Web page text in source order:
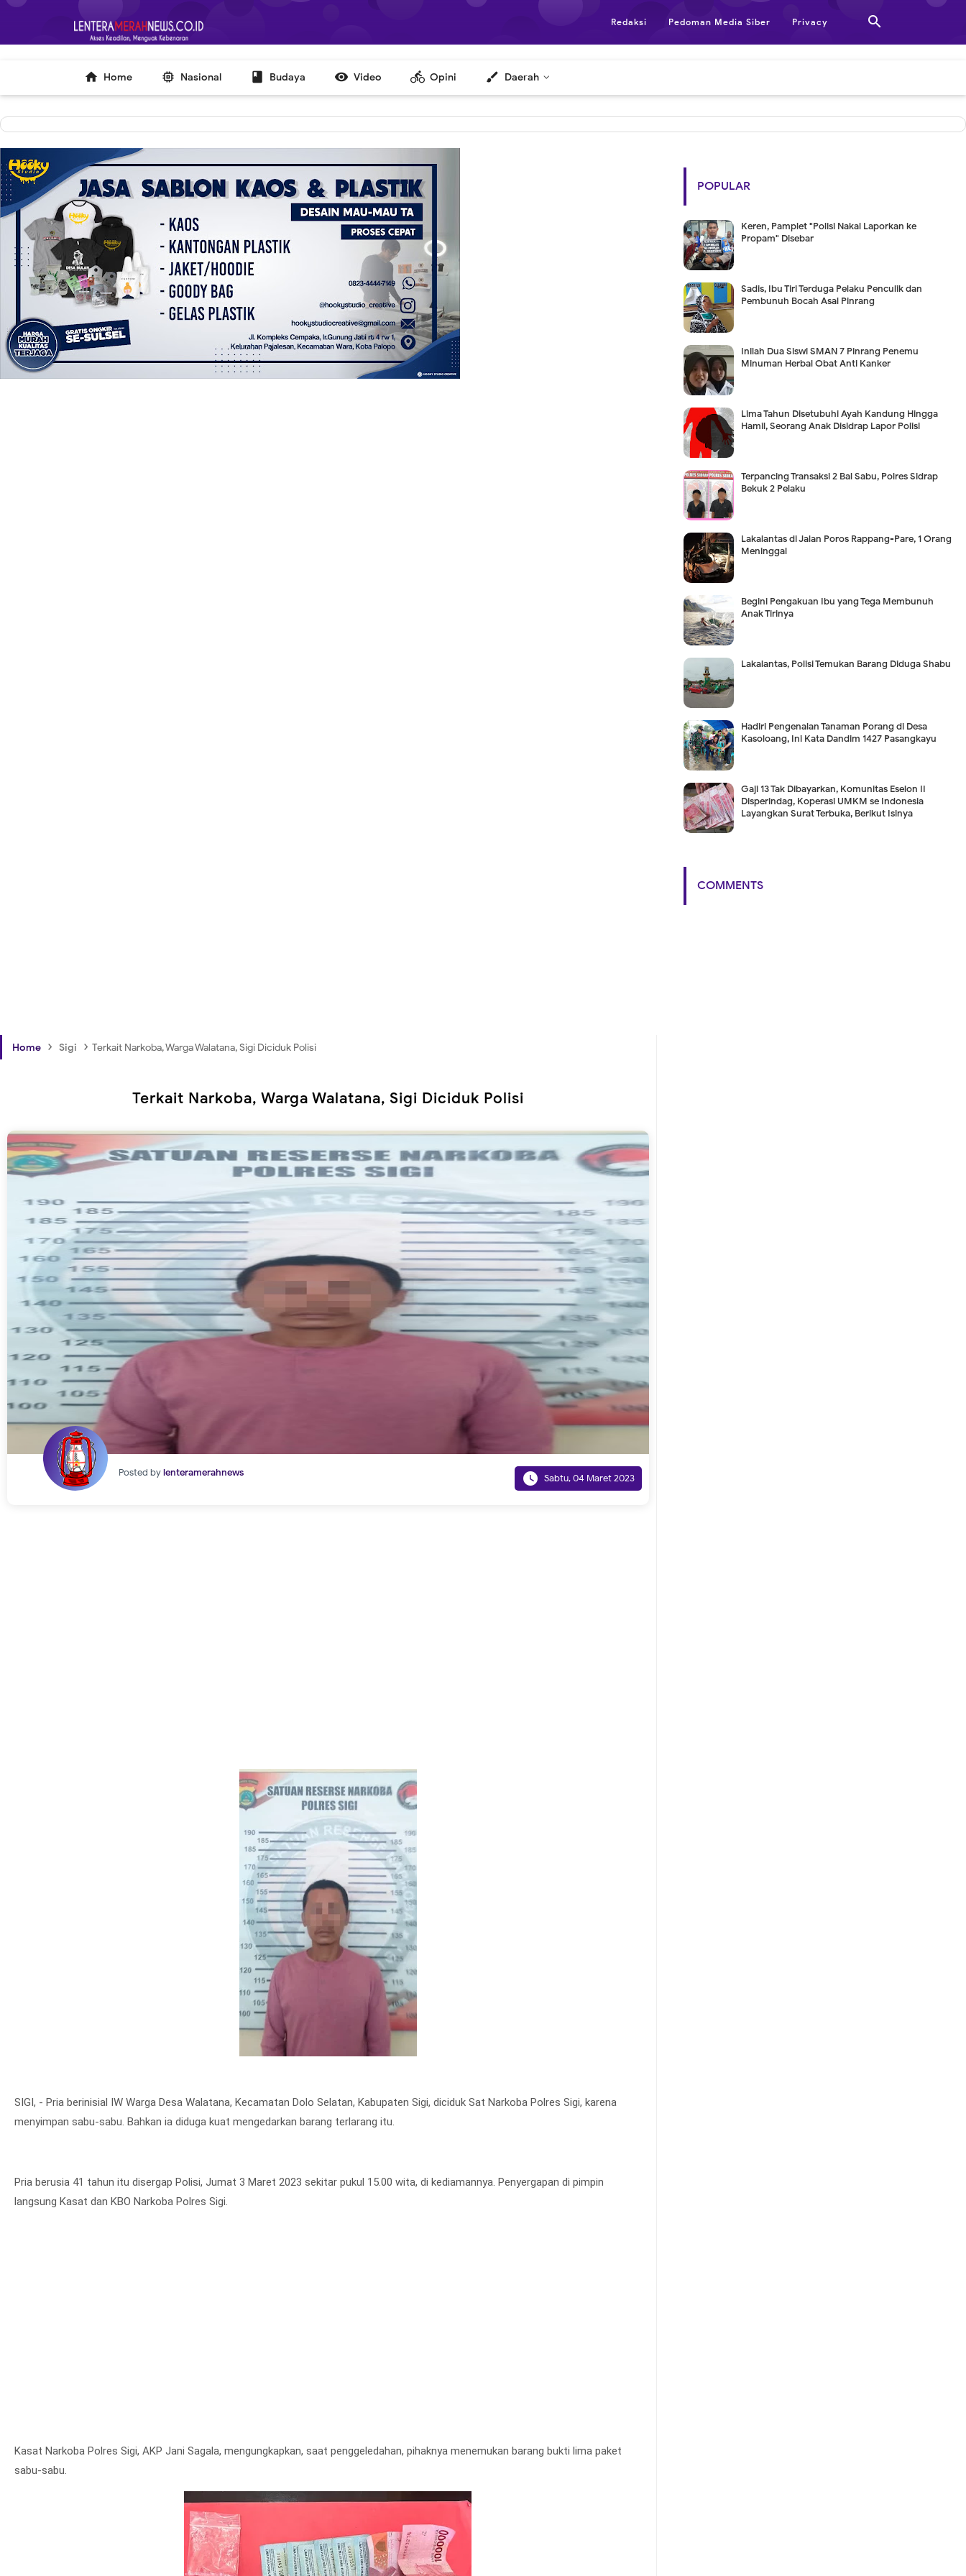
-->

Redaksi Pedoman Media Siber Privacy
 Home  Nasional  Budaya  Video directions_bike Opini brush Daerah
Home › Sigi › Terkait Narkoba, Warga Walatana, Sigi Diciduk Polisi
Terkait Narkoba, Warga Walatana, Sigi Diciduk Polisi
Posted bylenteramerahnews  Sabtu, 04 Maret 2023
SIGI, - Pria berinisial IW Warga Desa Walatana, Kecamatan Dolo Selatan, Kabupaten Sigi, diciduk Sat Narkoba Polres Sigi, karena
menyimpan sabu-sabu. Bahkan ia diduga kuat mengedarkan barang terlarang itu.
Pria berusia 41 tahun itu disergap Polisi, Jumat 3 Maret 2023 sekitar pukul 15.00 wita, di kediamannya. Penyergapan di pimpin
langsung Kasat dan KBO Narkoba Polres Sigi.
Kasat Narkoba Polres Sigi, AKP Jani Sagala, mengungkapkan, saat penggeledahan, pihaknya menemukan barang bukti lima paket
sabu-sabu.
POPULAR
Keren, Pamplet "Polisi Nakal Laporkan ke
Propam" Disebar
Sadis, Ibu Tiri Terduga Pelaku Penculik dan
Pembunuh Bocah Asal Pinrang
Inilah Dua Siswi SMAN 7 Pinrang Penemu
Minuman Herbal Obat Anti Kanker
Lima Tahun Disetubuhi Ayah Kandung Hingga
Hamil, Seorang Anak Disidrap Lapor Polisi
Terpancing Transaksi 2 Bal Sabu, Polres Sidrap
Bekuk 2 Pelaku
Lakalantas di Jalan Poros Rappang-Pare, 1 Orang
Meninggal
Begini Pengakuan Ibu yang Tega Membunuh
Anak Tirinya
Lakalantas, Polisi Temukan Barang Diduga Shabu
Hadiri Pengenalan Tanaman Porang di Desa
Kasoloang, Ini Kata Dandim 1427 Pasangkayu
Gaji 13 Tak Dibayarkan, Komunitas Eselon II
Disperindag, Koperasi UMKM se Indonesia
Layangkan Surat Terbuka, Berikut Isinya
COMMENTS